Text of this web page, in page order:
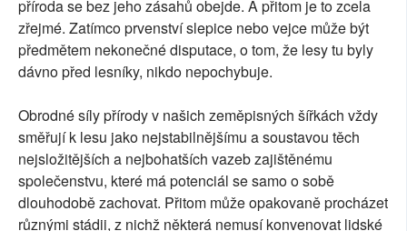
příroda se bez jeho zásahů obejde. A přitom je to zcela
zřejmé. Zatímco prvenství slepice nebo vejce může být
předmětem nekonečné disputace, o tom, že lesy tu byly
dávno před lesníky, nikdo nepochybuje.
Obrodné síly přírody v našich zeměpisných šířkách vždy
směřují k lesu jako nejstabilnějšímu a soustavou těch
nejsložitějších a nejbohatších vazeb zajištěnému
společenstvu, které má potenciál se samo o sobě
dlouhodobě zachovat. Přitom může opakovaně procházet
různými stádii, z nichž některá nemusí konvenovat lidské